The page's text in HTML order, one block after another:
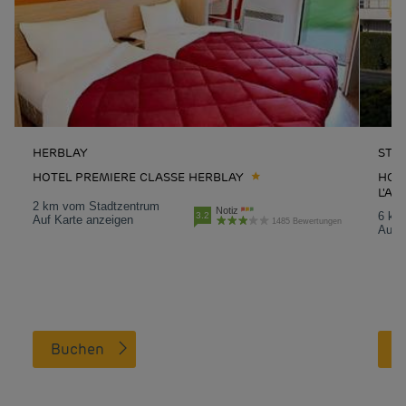
HERBLAY
HOTEL PREMIERE CLASSE HERBLAY
2 km vom Stadtzentrum
Auf Karte anzeigen
3.2 Notiz
1485 Bewertungen
Buchen
ST-
6
Auf